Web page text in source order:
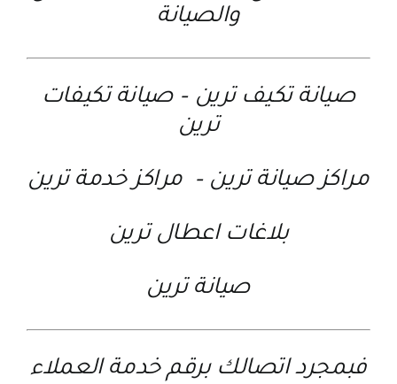
والصيانة
صيانة تكيف ترين– صيانة تكيفات
ترين
مراكز صيانة ترين – مراكز خدمة ترين
بلاغات اعطال ترين
صيانة ترين
فبمجرد اتصالك برقم خدمة العملاء